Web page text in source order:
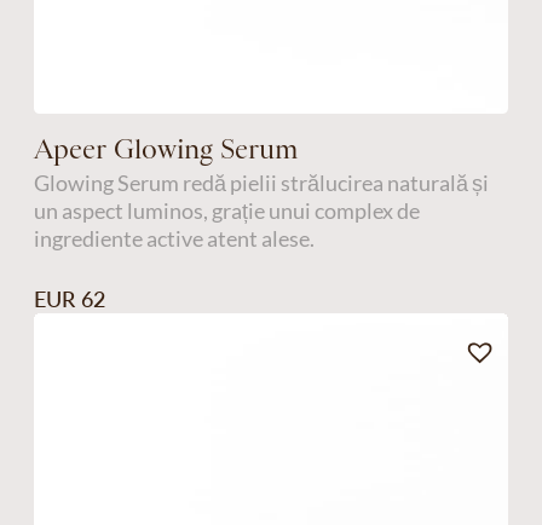
Apeer Glowing Serum
Glowing Serum redă pielii strălucirea naturală și
un aspect luminos, grație unui complex de
ingrediente active atent alese.
EUR 62